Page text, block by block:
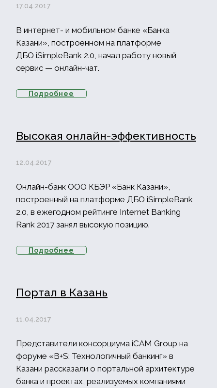
17.04.2017
В интернет- и мобильном банке «Банка
Казани», построенном на платформе
ДБО iSimpleBank 2.0, начал работу новый
сервис — онлайн-чат.
Подробнее
Высокая онлайн-эффективность
12.04.2017
Онлайн-банк ООО КБЭР «Банк Казани»,
построенный на платформе ДБО iSimpleBank
2.0, в ежегодном рейтинге Internet Banking
Rank 2017 занял высокую позицию.
Подробнее
Портал в Казань
11.04.2017
Представители консорциума iCAM Group на
форуме «B+S: Технологичный банкинг» в
Казани рассказали о портальной архитектуре
банка и проектах, реализуемых компаниями